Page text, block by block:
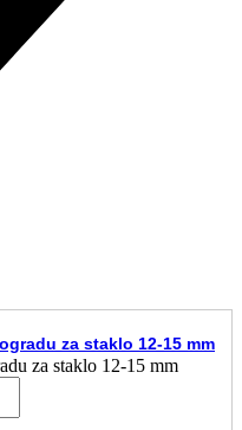
za staklo 12-15 mm
za staklo 12-15 mm